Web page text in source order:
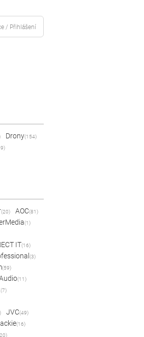
/ Přihlášení
Drony(154)
(20) AOC(81)
(1)
IT(16)
(3)
(59)
(11)
(7)
JVC(49)
(16)